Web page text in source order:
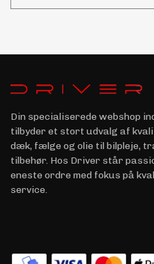
Din specialiserede webshop
tilbyder et stort udvalg af
dæk, fælge og olie til bilpleje,
tilbehør. Hos Driver står
eneste ordre med fokus på
service.